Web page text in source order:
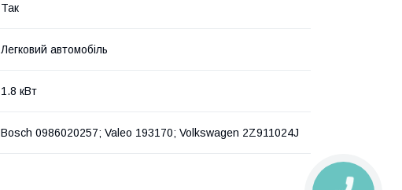
Так
Легковий автомобіль
1.8 кВт
Bosch 0986020257; Valeo 193170; Volkswagen 2Z911024J